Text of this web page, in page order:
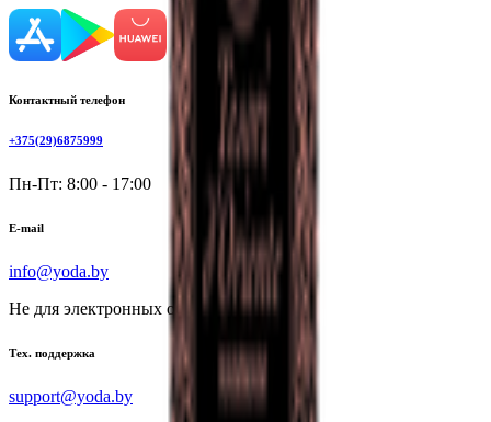
Контактный телефон
+375(29)6875999
Пн-Пт: 8:00 - 17:00
E-mail
info@yoda.by
Не для электронных обращений
Тех. поддержка
support@yoda.by